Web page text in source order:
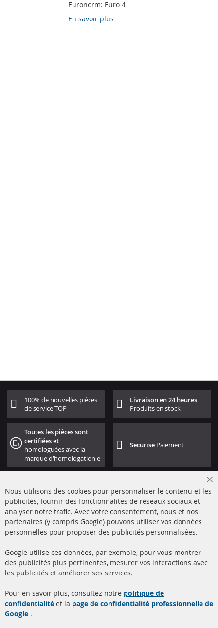
Euronorm: Euro 4
En savoir plus
100% de nouvelles pièces
de service TOP
Livraison en 24 heures
Produits en stock
Toutes les pièces sont
certifiées et
homologuées avec la
marque d'homologation e
Sécurisé Paiement
+49 (0) 4533 799000
info@contra-automotive.de
facebook
instagram
Filtres à particules diesel
(FPD)
à propos de nous
Nous utilisons des cookies pour personnaliser le contenu et les
publicités, fournir des fonctionnalités de réseaux sociaux et
analyser notre trafic. Avec votre consentement, nous et nos
partenaires (y compris Google) pouvons utiliser vos données
personnelles pour proposer des publicités personnalisées.
Google utilise ces données, par exemple, pour vous montrer
des publicités plus pertinentes, mesurer vos interactions avec
les publicités et améliorer ses services.
Pour en savoir plus, consultez notre politique de
confidentialité et la page de confidentialité professionnelle de
Google .